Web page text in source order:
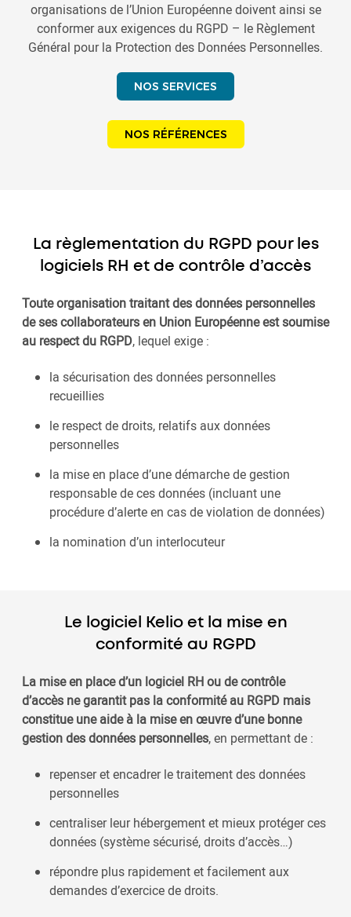
organisations de l’Union Européenne doivent ainsi se
conformer aux exigences du RGPD – le Règlement
Général pour la Protection des Données Personnelles.
NOS SERVICES
NOS RÉFÉRENCES
La règlementation du RGPD pour les
logiciels RH et de contrôle d’accès
Toute organisation traitant des données personnelles
de ses collaborateurs en Union Européenne est soumise
au respect du RGPD, lequel exige :
la sécurisation des données personnelles
recueillies
le respect de droits, relatifs aux données
personnelles
la mise en place d’une démarche de gestion
responsable de ces données (incluant une
procédure d’alerte en cas de violation de données)
la nomination d’un interlocuteur
Le logiciel Kelio et la mise en
conformité au RGPD
La mise en place d’un logiciel RH ou de contrôle
d’accès ne garantit pas la conformité au RGPD mais
constitue une aide à la mise en œuvre d’une bonne
gestion des données personnelles, en permettant de :
repenser et encadrer le traitement des données
personnelles
centraliser leur hébergement et mieux protéger ces
données (système sécurisé, droits d’accès…)
répondre plus rapidement et facilement aux
demandes d’exercice de droits.